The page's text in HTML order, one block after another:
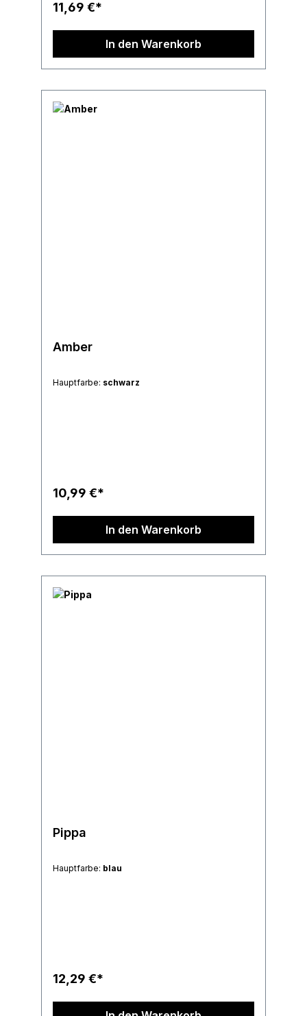
11,69 €*
In den Warenkorb
Amber
Hauptfarbe: schwarz
10,99 €*
In den Warenkorb
Pippa
Hauptfarbe: blau
12,29 €*